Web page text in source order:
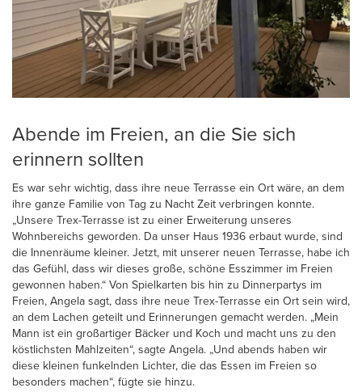
Abende im Freien, an die Sie sich
erinnern sollten
Es war sehr wichtig, dass ihre neue Terrasse ein Ort wäre, an dem
ihre ganze Familie von Tag zu Nacht Zeit verbringen konnte.
„Unsere Trex-Terrasse ist zu einer Erweiterung unseres
Wohnbereichs geworden. Da unser Haus 1936 erbaut wurde, sind
die Innenräume kleiner. Jetzt, mit unserer neuen Terrasse, habe ich
das Gefühl, dass wir dieses große, schöne Esszimmer im Freien
gewonnen haben.“ Von Spielkarten bis hin zu Dinnerpartys im
Freien, Angela sagt, dass ihre neue Trex-Terrasse ein Ort sein wird,
an dem Lachen geteilt und Erinnerungen gemacht werden. „Mein
Mann ist ein großartiger Bäcker und Koch und macht uns zu den
köstlichsten Mahlzeiten“, sagte Angela. „Und abends haben wir
diese kleinen funkelnden Lichter, die das Essen im Freien so
besonders machen“, fügte sie hinzu.